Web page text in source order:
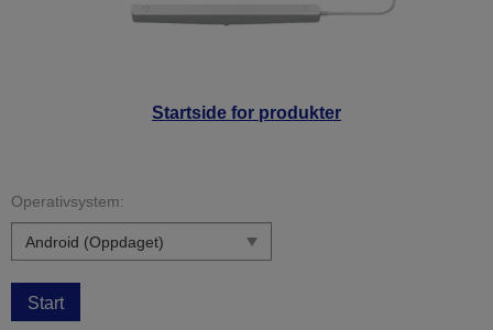
Startside for produkter
Operativsystem:
Start